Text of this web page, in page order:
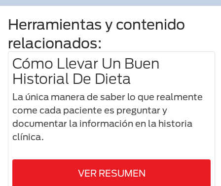
Herramientas y contenido
relacionados:
Cómo Llevar Un Buen
Historial De Dieta
La única manera de saber lo que realmente
come cada paciente es preguntar y
documentar la información en la historia
clínica.
VER RESUMEN